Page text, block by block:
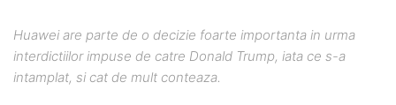
Huawei are parte de o decizie foarte importanta in urma
interdictiilor impuse de catre Donald Trump, iata ce s-a
intamplat, si cat de mult conteaza.